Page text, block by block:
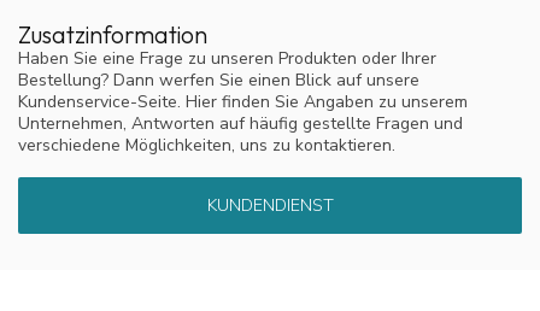
Zusatzinformation
Haben Sie eine Frage zu unseren Produkten oder Ihrer
Bestellung? Dann werfen Sie einen Blick auf unsere
Kundenservice-Seite. Hier finden Sie Angaben zu unserem
Unternehmen, Antworten auf häufig gestellte Fragen und
verschiedene Möglichkeiten, uns zu kontaktieren.
KUNDENDIENST